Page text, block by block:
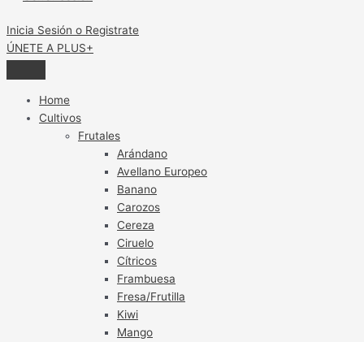
Inicia Sesión o Registrate
ÚNETE A PLUS+
Home
Cultivos
Frutales
Arándano
Avellano Europeo
Banano
Carozos
Cereza
Ciruelo
Cítricos
Frambuesa
Fresa/Frutilla
Kiwi
Mango